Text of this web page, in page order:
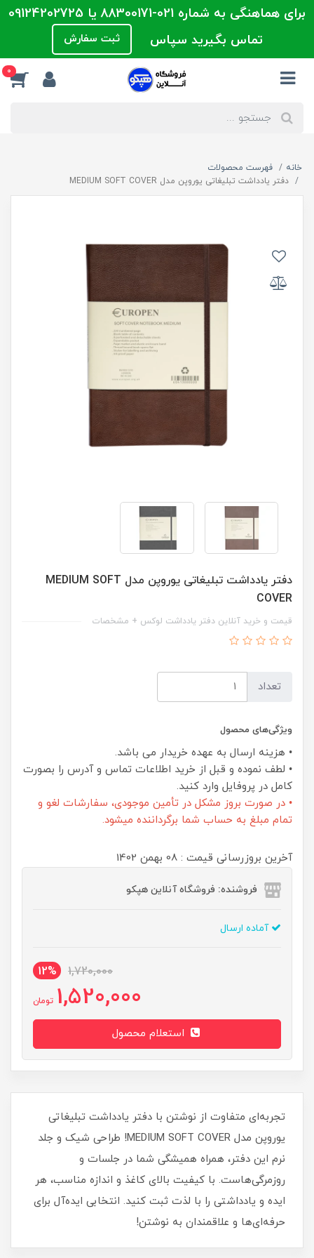
برای هماهنگی به شماره 021-88300171 یا 09124202725
تماس بگیرید سپاس
ثبت سفارش
0
خانه
فهرست محصولات
دفتر یادداشت تبلیغاتی یوروپن مدل MEDIUM SOFT COVER
دفتر یادداشت تبلیغاتی یوروپن مدل MEDIUM SOFT
COVER
قیمت و خرید آنلاین دفتر یادداشت لوکس + مشخصات
تعداد
ویژگی‌های محصول
• هزینه ارسال به عهده خریدار می باشد.
• لطف نموده و قبل از خرید اطلاعات تماس و آدرس را بصورت
کامل در پروفایل وارد کنید.
• در صورت بروز مشکل در تأمین موجودی، سفارشات لغو و
تمام مبلغ به حساب شما برگرداننده میشود.
آخرین بروزرسانی قیمت : 08 بهمن 1402
فروشنده: فروشگاه آنلاین هپکو
آماده ارسال
1,720,000
12%
1,520,000 تومان
تجربه‌ای متفاوت از نوشتن با دفتر یادداشت تبلیغاتی
یوروپن مدل MEDIUM SOFT COVER! طراحی شیک و جلد
نرم این دفتر، همراه همیشگی شما در جلسات و
روزمرگی‌هاست. با کیفیت بالای کاغذ و اندازه مناسب، هر
ایده و یادداشتی را با لذت ثبت کنید. انتخابی ایده‌آل برای
حرفه‌ای‌ها و علاقمندان به نوشتن!